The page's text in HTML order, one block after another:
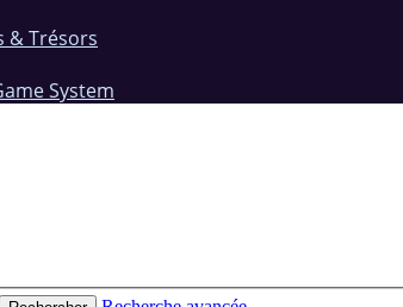
& Trésors
System